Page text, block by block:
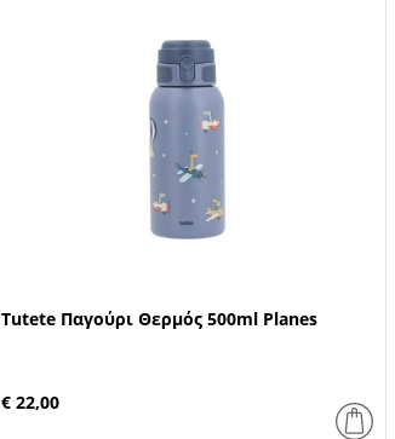
Tutete Παγούρι Θερμός 500ml Planes
€ 22,00